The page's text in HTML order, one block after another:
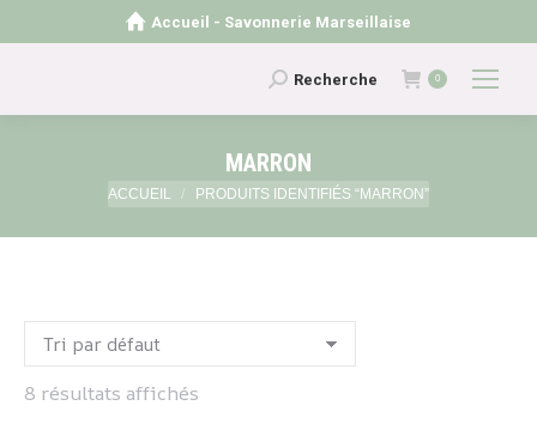
Accueil - Savonnerie Marseillaise
Recherche
:
Recherche 0
MARRON
Vous êtes ici :
ACCUEIL PRODUITS IDENTIFIÉS “MARRON”
8 résultats affichés